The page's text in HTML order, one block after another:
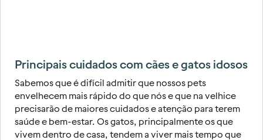
Principais cuidados com cães e gatos idosos
Sabemos que é difícil admitir que nossos pets
envelhecem mais rápido do que nós e que na velhice
precisarão de maiores cuidados e atenção para terem
saúde e bem-estar. Os gatos, principalmente os que
vivem dentro de casa, tendem a viver mais tempo que